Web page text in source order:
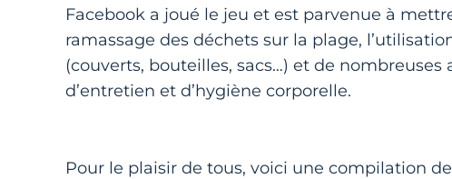
Facebook a joué le jeu et est parvenue à
ramassage des déchets sur la plage,
(couverts, bouteilles, sacs…) et de
d’entretien et d’hygiène corporelle.
Pour le plaisir de tous, voici une compilation